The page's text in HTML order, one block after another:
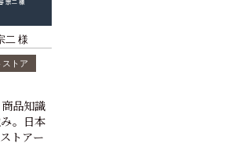
二 様
ストア
品知識
。日本
トアー